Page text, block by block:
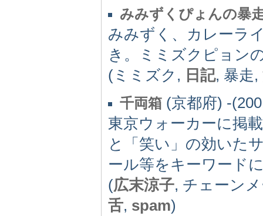
みみずくぴょんの暴
みみずく、カレーラ
き。ミミズクピョン
(ミミズク, 日記, 暴走,
千両箱 (京都府) -
東京ウォーカーに掲
と「笑い」の効いた
ール等をキーワード
(広末涼子, チェーン
舌, spam)